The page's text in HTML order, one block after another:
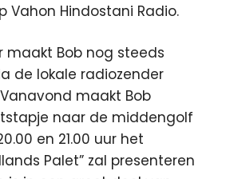
Vahon Hindostani Radio.
maakt Bob nog steeds
de lokale radiozender
Vanavond maakt Bob
naar de middengolf
en 21.00 uur het
Palet” zal presenteren